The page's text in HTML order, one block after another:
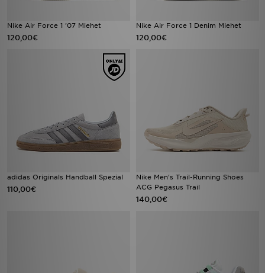
Nike Air Force 1 '07 Miehet
120,00€
Nike Air Force 1 Denim Miehet
120,00€
adidas Originals Handball Spezial
110,00€
Nike Men's Trail-Running Shoes
ACG Pegasus Trail
140,00€